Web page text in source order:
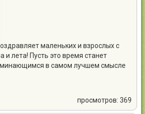
маленьких и взрослых с
и лета! Пусть это время станет
в самом лучшем смысле
просмотров: 369